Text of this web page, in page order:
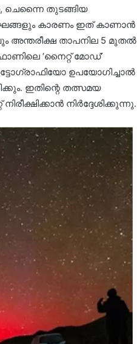
തുടങ്ങിയ
കാരണം ഇത് കാണാൻ
അന്തരീക്ഷ താപനില 5 മുതൽ
‘നൈറ്റ് മോഡ്’
ഉപയോഗിച്ചാൽ
ഇതിന്റെ തത്സമയ
നിർദ്ദേശിക്കുന്നു.